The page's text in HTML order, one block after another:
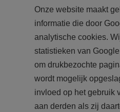
Onze website maakt
informatie die door
analytische cookies.
statistieken van
om drukbezochte
wordt mogelijk
invloed op het gebruik
aan derden als zij